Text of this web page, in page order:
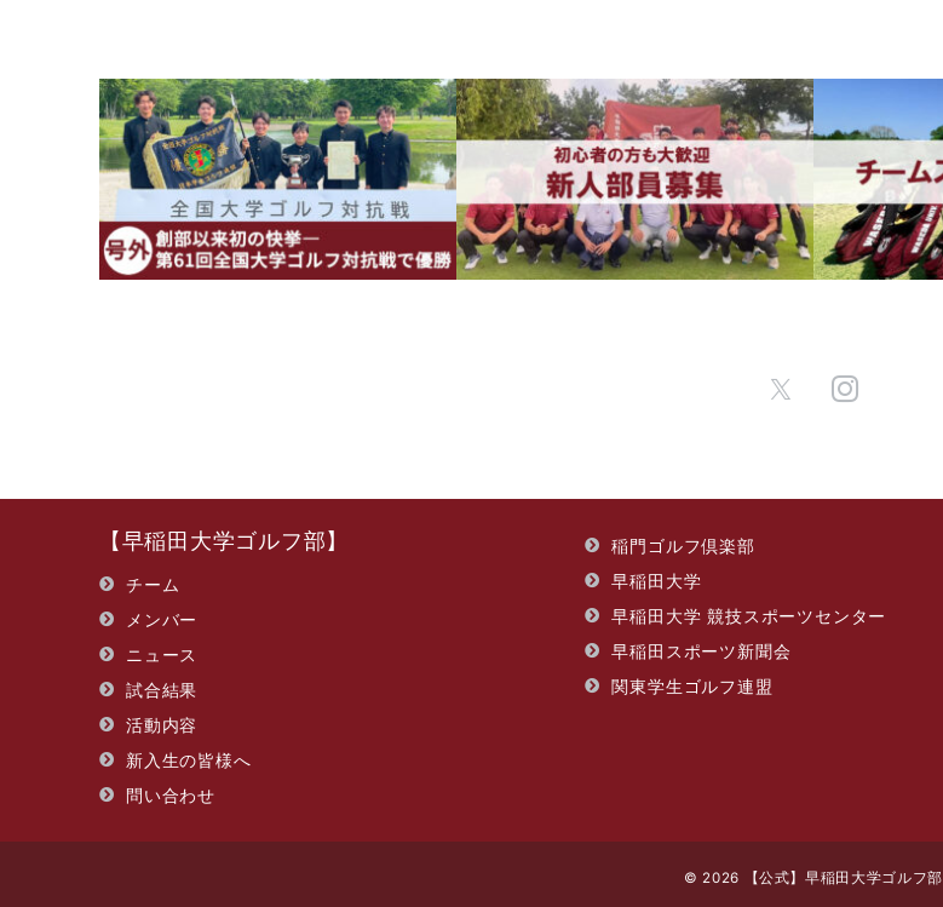
【早稲田大学ゴルフ部】
チーム
メンバー
ニュース
試合結果
活動内容
新入生の皆様へ
問い合わせ
​稲門ゴルフ倶楽部
早稲田大学
早稲田大学 競技スポーツセンター
早稲田スポーツ新聞会
関東学生ゴルフ連盟
© 2026 【公式】早稲田大学ゴルフ部